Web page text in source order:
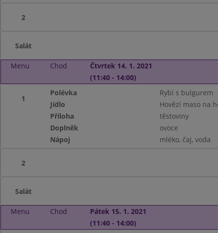
2
Salát
Menu Chod
Čtvrtek 14. 1. 2021
(11:40 - 14:00)
1
Polévka
Rybí s bulgurem
Jídlo
Hovězí maso na
Příloha
těstoviny
Doplněk
ovoce
Nápoj
mléko, čaj, voda
2
Salát
Menu Chod
Pátek 15. 1. 2021
(11:40 - 14:00)